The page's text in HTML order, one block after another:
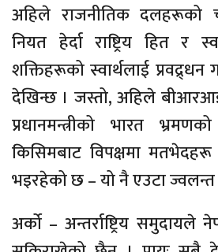
अहिले राजनीतिक दलहरूको
नियत हेर्दा राष्ट्रिय हित र
शक्तिहरूको स्वार्थलाई प्रवद्र्धन
देखिन्छ । जस्तो, अहिले
प्रधानमन्त्रीको भारत
किसिमबाट विपक्षमा
भइरहेको छ – यो नै एउटा ज्वलन्त
अर्को – अन्तर्राष्ट्रिय समुदायले